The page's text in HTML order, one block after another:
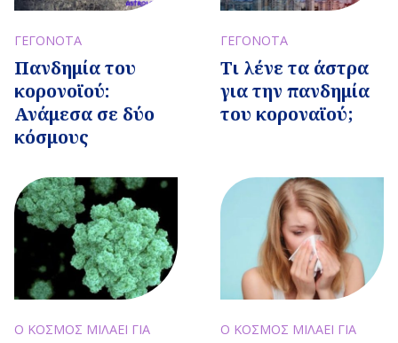
ΓΕΓΟΝΟΤΑ
Πανδημία του
κορονοϊού:
Ανάμεσα σε δύο
κόσμους
ΓΕΓΟΝΟΤΑ
Τι λένε τα άστρα
για την πανδημία
του κοροναϊού;
Ο ΚΟΣΜΟΣ ΜΙΛΑΕΙ ΓΙΑ Ο ΚΟΣΜΟΣ ΜΙΛΑΕΙ ΓΙΑ